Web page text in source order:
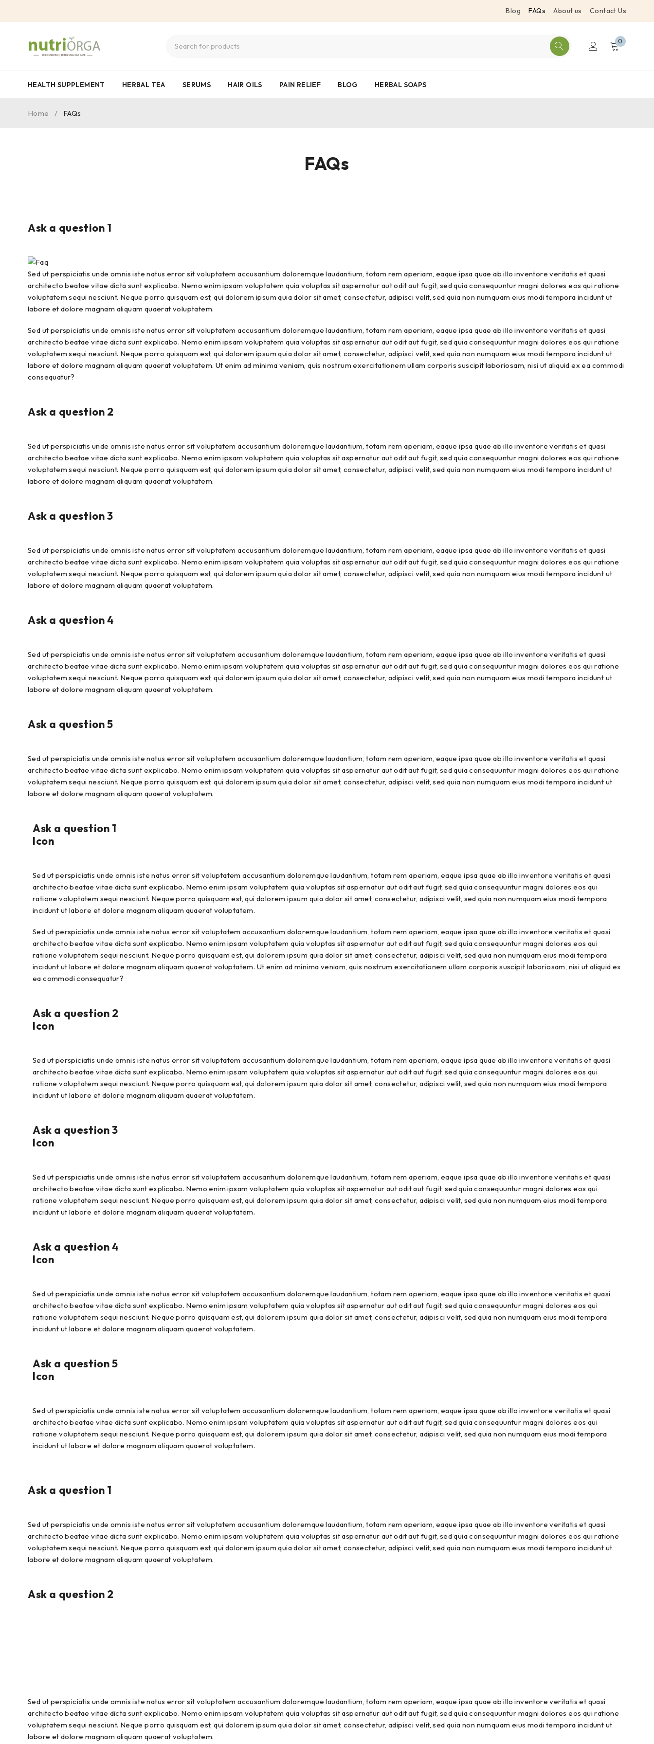
Blog FAQs About us Contact Us
0
HEALTH SUPPLEMENT HERBAL TEA SERUMS HAIR OILS PAIN RELIEF BLOG HERBAL SOAPS
FAQs
Home / FAQs
Ask a question 1
Sed ut perspiciatis unde omnis iste natus error sit voluptatem accusantium doloremque laudantium, totam rem aperiam, eaque ipsa quae ab illo inventore veritatis et quasi
architecto beatae vitae dicta sunt explicabo. Nemo enim ipsam voluptatem quia voluptas sit aspernatur aut odit aut fugit, sed quia consequuntur magni dolores eos qui ratione
voluptatem sequi nesciunt. Neque porro quisquam est, qui dolorem ipsum quia dolor sit amet, consectetur, adipisci velit, sed quia non numquam eius modi tempora incidunt ut
labore et dolore magnam aliquam quaerat voluptatem.
Sed ut perspiciatis unde omnis iste natus error sit voluptatem accusantium doloremque laudantium, totam rem aperiam, eaque ipsa quae ab illo inventore veritatis et quasi
architecto beatae vitae dicta sunt explicabo. Nemo enim ipsam voluptatem quia voluptas sit aspernatur aut odit aut fugit, sed quia consequuntur magni dolores eos qui ratione
voluptatem sequi nesciunt. Neque porro quisquam est, qui dolorem ipsum quia dolor sit amet, consectetur, adipisci velit, sed quia non numquam eius modi tempora incidunt ut
labore et dolore magnam aliquam quaerat voluptatem. Ut enim ad minima veniam, quis nostrum exercitationem ullam corporis suscipit laboriosam, nisi ut aliquid ex ea commodi
consequatur?
Ask a question 2
Sed ut perspiciatis unde omnis iste natus error sit voluptatem accusantium doloremque laudantium, totam rem aperiam, eaque ipsa quae ab illo inventore veritatis et quasi
architecto beatae vitae dicta sunt explicabo. Nemo enim ipsam voluptatem quia voluptas sit aspernatur aut odit aut fugit, sed quia consequuntur magni dolores eos qui ratione
voluptatem sequi nesciunt. Neque porro quisquam est, qui dolorem ipsum quia dolor sit amet, consectetur, adipisci velit, sed quia non numquam eius modi tempora incidunt ut
labore et dolore magnam aliquam quaerat voluptatem.
Ask a question 3
Sed ut perspiciatis unde omnis iste natus error sit voluptatem accusantium doloremque laudantium, totam rem aperiam, eaque ipsa quae ab illo inventore veritatis et quasi
architecto beatae vitae dicta sunt explicabo. Nemo enim ipsam voluptatem quia voluptas sit aspernatur aut odit aut fugit, sed quia consequuntur magni dolores eos qui ratione
voluptatem sequi nesciunt. Neque porro quisquam est, qui dolorem ipsum quia dolor sit amet, consectetur, adipisci velit, sed quia non numquam eius modi tempora incidunt ut
labore et dolore magnam aliquam quaerat voluptatem.
Ask a question 4
Sed ut perspiciatis unde omnis iste natus error sit voluptatem accusantium doloremque laudantium, totam rem aperiam, eaque ipsa quae ab illo inventore veritatis et quasi
architecto beatae vitae dicta sunt explicabo. Nemo enim ipsam voluptatem quia voluptas sit aspernatur aut odit aut fugit, sed quia consequuntur magni dolores eos qui ratione
voluptatem sequi nesciunt. Neque porro quisquam est, qui dolorem ipsum quia dolor sit amet, consectetur, adipisci velit, sed quia non numquam eius modi tempora incidunt ut
labore et dolore magnam aliquam quaerat voluptatem.
Ask a question 5
Sed ut perspiciatis unde omnis iste natus error sit voluptatem accusantium doloremque laudantium, totam rem aperiam, eaque ipsa quae ab illo inventore veritatis et quasi
architecto beatae vitae dicta sunt explicabo. Nemo enim ipsam voluptatem quia voluptas sit aspernatur aut odit aut fugit, sed quia consequuntur magni dolores eos qui ratione
voluptatem sequi nesciunt. Neque porro quisquam est, qui dolorem ipsum quia dolor sit amet, consectetur, adipisci velit, sed quia non numquam eius modi tempora incidunt ut
labore et dolore magnam aliquam quaerat voluptatem.
Ask a question 1
Icon
Sed ut perspiciatis unde omnis iste natus error sit voluptatem accusantium doloremque laudantium, totam rem aperiam, eaque ipsa quae ab illo inventore veritatis et quasi
architecto beatae vitae dicta sunt explicabo. Nemo enim ipsam voluptatem quia voluptas sit aspernatur aut odit aut fugit, sed quia consequuntur magni dolores eos qui
ratione voluptatem sequi nesciunt. Neque porro quisquam est, qui dolorem ipsum quia dolor sit amet, consectetur, adipisci velit, sed quia non numquam eius modi tempora
incidunt ut labore et dolore magnam aliquam quaerat voluptatem.
Sed ut perspiciatis unde omnis iste natus error sit voluptatem accusantium doloremque laudantium, totam rem aperiam, eaque ipsa quae ab illo inventore veritatis et quasi
architecto beatae vitae dicta sunt explicabo. Nemo enim ipsam voluptatem quia voluptas sit aspernatur aut odit aut fugit, sed quia consequuntur magni dolores eos qui
ratione voluptatem sequi nesciunt. Neque porro quisquam est, qui dolorem ipsum quia dolor sit amet, consectetur, adipisci velit, sed quia non numquam eius modi tempora
incidunt ut labore et dolore magnam aliquam quaerat voluptatem. Ut enim ad minima veniam, quis nostrum exercitationem ullam corporis suscipit laboriosam, nisi ut aliquid ex
ea commodi consequatur?
Ask a question 2
Icon
Sed ut perspiciatis unde omnis iste natus error sit voluptatem accusantium doloremque laudantium, totam rem aperiam, eaque ipsa quae ab illo inventore veritatis et quasi
architecto beatae vitae dicta sunt explicabo. Nemo enim ipsam voluptatem quia voluptas sit aspernatur aut odit aut fugit, sed quia consequuntur magni dolores eos qui
ratione voluptatem sequi nesciunt. Neque porro quisquam est, qui dolorem ipsum quia dolor sit amet, consectetur, adipisci velit, sed quia non numquam eius modi tempora
incidunt ut labore et dolore magnam aliquam quaerat voluptatem.
Ask a question 3
Icon
Sed ut perspiciatis unde omnis iste natus error sit voluptatem accusantium doloremque laudantium, totam rem aperiam, eaque ipsa quae ab illo inventore veritatis et quasi
architecto beatae vitae dicta sunt explicabo. Nemo enim ipsam voluptatem quia voluptas sit aspernatur aut odit aut fugit, sed quia consequuntur magni dolores eos qui
ratione voluptatem sequi nesciunt. Neque porro quisquam est, qui dolorem ipsum quia dolor sit amet, consectetur, adipisci velit, sed quia non numquam eius modi tempora
incidunt ut labore et dolore magnam aliquam quaerat voluptatem.
Ask a question 4
Icon
Sed ut perspiciatis unde omnis iste natus error sit voluptatem accusantium doloremque laudantium, totam rem aperiam, eaque ipsa quae ab illo inventore veritatis et quasi
architecto beatae vitae dicta sunt explicabo. Nemo enim ipsam voluptatem quia voluptas sit aspernatur aut odit aut fugit, sed quia consequuntur magni dolores eos qui
ratione voluptatem sequi nesciunt. Neque porro quisquam est, qui dolorem ipsum quia dolor sit amet, consectetur, adipisci velit, sed quia non numquam eius modi tempora
incidunt ut labore et dolore magnam aliquam quaerat voluptatem.
Ask a question 5
Icon
Sed ut perspiciatis unde omnis iste natus error sit voluptatem accusantium doloremque laudantium, totam rem aperiam, eaque ipsa quae ab illo inventore veritatis et quasi
architecto beatae vitae dicta sunt explicabo. Nemo enim ipsam voluptatem quia voluptas sit aspernatur aut odit aut fugit, sed quia consequuntur magni dolores eos qui
ratione voluptatem sequi nesciunt. Neque porro quisquam est, qui dolorem ipsum quia dolor sit amet, consectetur, adipisci velit, sed quia non numquam eius modi tempora
incidunt ut labore et dolore magnam aliquam quaerat voluptatem.
Ask a question 1
Sed ut perspiciatis unde omnis iste natus error sit voluptatem accusantium doloremque laudantium, totam rem aperiam, eaque ipsa quae ab illo inventore veritatis et quasi
architecto beatae vitae dicta sunt explicabo. Nemo enim ipsam voluptatem quia voluptas sit aspernatur aut odit aut fugit, sed quia consequuntur magni dolores eos qui ratione
voluptatem sequi nesciunt. Neque porro quisquam est, qui dolorem ipsum quia dolor sit amet, consectetur, adipisci velit, sed quia non numquam eius modi tempora incidunt ut
labore et dolore magnam aliquam quaerat voluptatem.
Ask a question 2
Ask a question 3